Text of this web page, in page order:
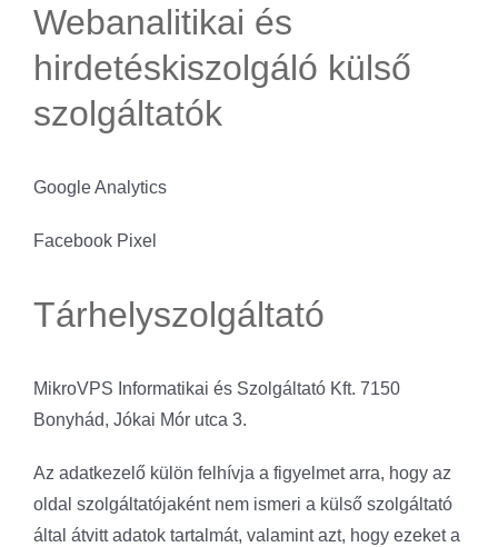
Webanalitikai és
hirdetéskiszolgáló külső
szolgáltatók
Google Analytics
Facebook Pixel
Tárhelyszolgáltató
MikroVPS Informatikai és Szolgáltató Kft. 7150
Bonyhád, Jókai Mór utca 3.
Az adatkezelő külön felhívja a figyelmet arra, hogy az
oldal szolgáltatójaként nem ismeri a külső szolgáltató
által átvitt adatok tartalmát, valamint azt, hogy ezeket a